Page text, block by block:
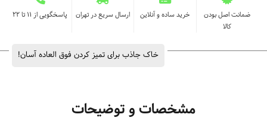
ضمانت اصل بودن
کالا
خرید ساده و آنلاین ارسال سریع در تهران پاسخگویی از ۱۱ تا ۲۲
خاک جاذب برای تمیز کردن فوق العاده آسان!
مشخصات و توضیحات